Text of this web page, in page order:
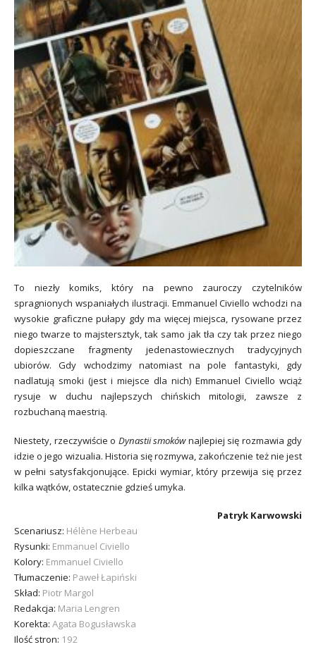
To niezły komiks, który na pewno zauroczy czytelników
spragnionych wspaniałych ilustracji. Emmanuel Civiello wchodzi na
wysokie graficzne pułapy gdy ma więcej miejsca, rysowane przez
niego twarze to majstersztyk, tak samo jak tła czy tak przez niego
dopieszczane fragmenty jedenastowiecznych tradycyjnych
ubiorów. Gdy wchodzimy natomiast na pole fantastyki, gdy
nadlatują smoki (jest i miejsce dla nich) Emmanuel Civiello wciąż
rysuje w duchu najlepszych chińskich mitologii, zawsze z
rozbuchaną maestrią.
Niestety, rzeczywiście o Dynastii smokównajlepiej się rozmawia gdy
idzie o jego wizualia. Historia się rozmywa, zakończenie też nie jest
w pełni satysfakcjonujące. Epicki wymiar, który przewija się przez
kilka wątków, ostatecznie gdzieś umyka.
Patryk Karwowski
Scenariusz: Hélène Herbeau
Rysunki: Emmanuel Civiello
Kolory: Emmanuel Civiello
Tłumaczenie: Paweł Łapiński
Skład: Piotr Margol
Redakcja: Maria Lengren
Korekta: Agata Bogusławska
Ilość stron: 192